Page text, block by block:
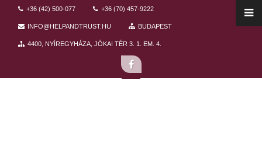
+36 (42) 500-077 +36 (70) 457-9222
INFO@HELPANDTRUST.HU BUDAPEST
4400, NYÍREGYHÁZA, JÓKAI TÉR 3. 1. EM. 4.
asdasd